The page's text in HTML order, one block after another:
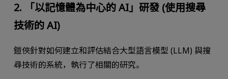
2. 「以記憶體為中心的 AI」研發 (使用搜尋
技術的 AI)
鎧俠針對如何建立和評估結合大型語言模型 (LLM) 與搜
尋技術的系統，執行了相關的研究。